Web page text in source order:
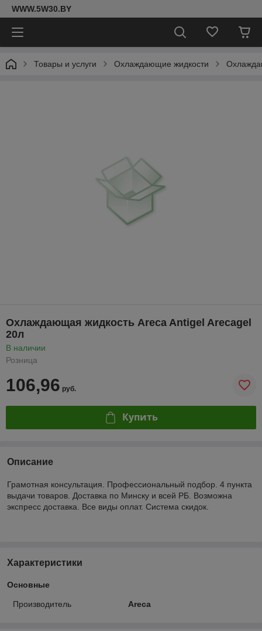
WWW.5W30.BY
Товары и услуги Охлаждающие жидкости
Охлаждающая жидкость Areca Antigel Arecagel
20л
В наличии
Розница
106,96 руб.
Купить
Описание
Грамотная консультация. Профессиональный подбор. 4 пункта
выдачи товаров. Доставка по Минску и всей РБ. Возможна
экспресс доставка. Все виды оплат. Система скидок.
Характеристики
Основные
Производитель Areca